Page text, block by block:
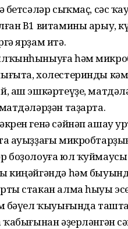
бетсәләр сыҡмаҫ, сәс
В1 витамины арыу,
ярҙам итә.
һәм
холестеринды
аш эшкәртеүҙе,
таҙарта.
генә сәйнәп ашау
ауыҙҙағы
боҙолоуға юл ҡуймаусы
киңәйгәндә һәм
стакан алма һыуы
бәүел ҡыуығында
әҙерләнгән